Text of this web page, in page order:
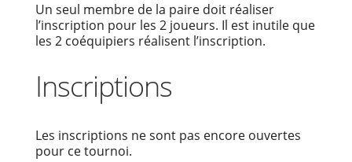
Un seul membre de la paire doit réaliser
l’inscription pour les 2 joueurs. Il est inutile que
les 2 coéquipiers réalisent l’inscription.
Inscriptions
Les inscriptions ne sont pas encore ouvertes
pour ce tournoi.